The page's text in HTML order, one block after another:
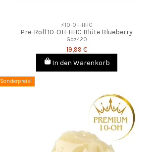
⚡10-OH-HHC
Pre-Roll 10-OH-HHC Blüte Blueberry
Gbz420
19,99 €
In den Warenkorb
Sonderpreis!